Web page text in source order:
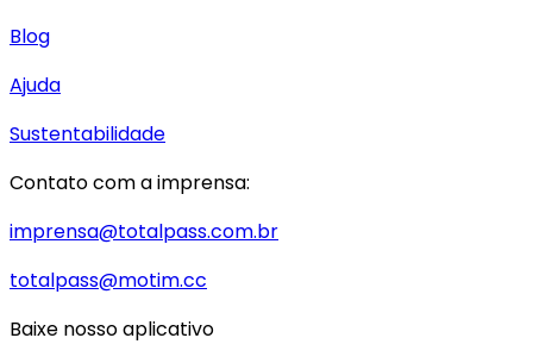
Blog
Ajuda
Sustentabilidade
Contato com a imprensa:
imprensa@totalpass.com.br
totalpass@motim.cc
Baixe nosso aplicativo